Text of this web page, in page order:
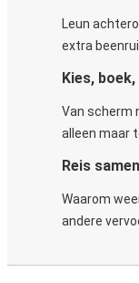
Leun
extra
Kies,
Van scherm
alleen maar
Reis samen
Waarom
andere